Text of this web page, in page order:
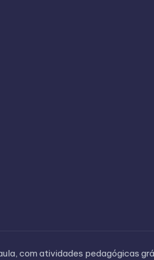
com atividades pedagógicas